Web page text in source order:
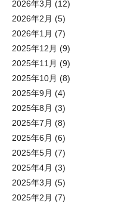
2026年3月 (12)
2026年2月 (5)
2026年1月 (7)
2025年12月 (9)
2025年11月 (9)
2025年10月 (8)
2025年9月 (4)
2025年8月 (3)
2025年7月 (8)
2025年6月 (6)
2025年5月 (7)
2025年4月 (3)
2025年3月 (5)
2025年2月 (7)